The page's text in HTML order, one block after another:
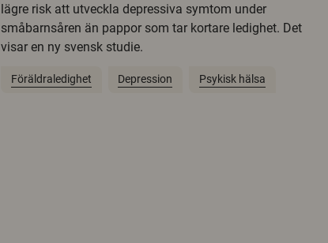
lägre risk att utveckla depressiva symtom under
småbarnsåren än pappor som tar kortare ledighet. Det
visar en ny svensk studie.
Föräldraledighet Depression Psykisk hälsa